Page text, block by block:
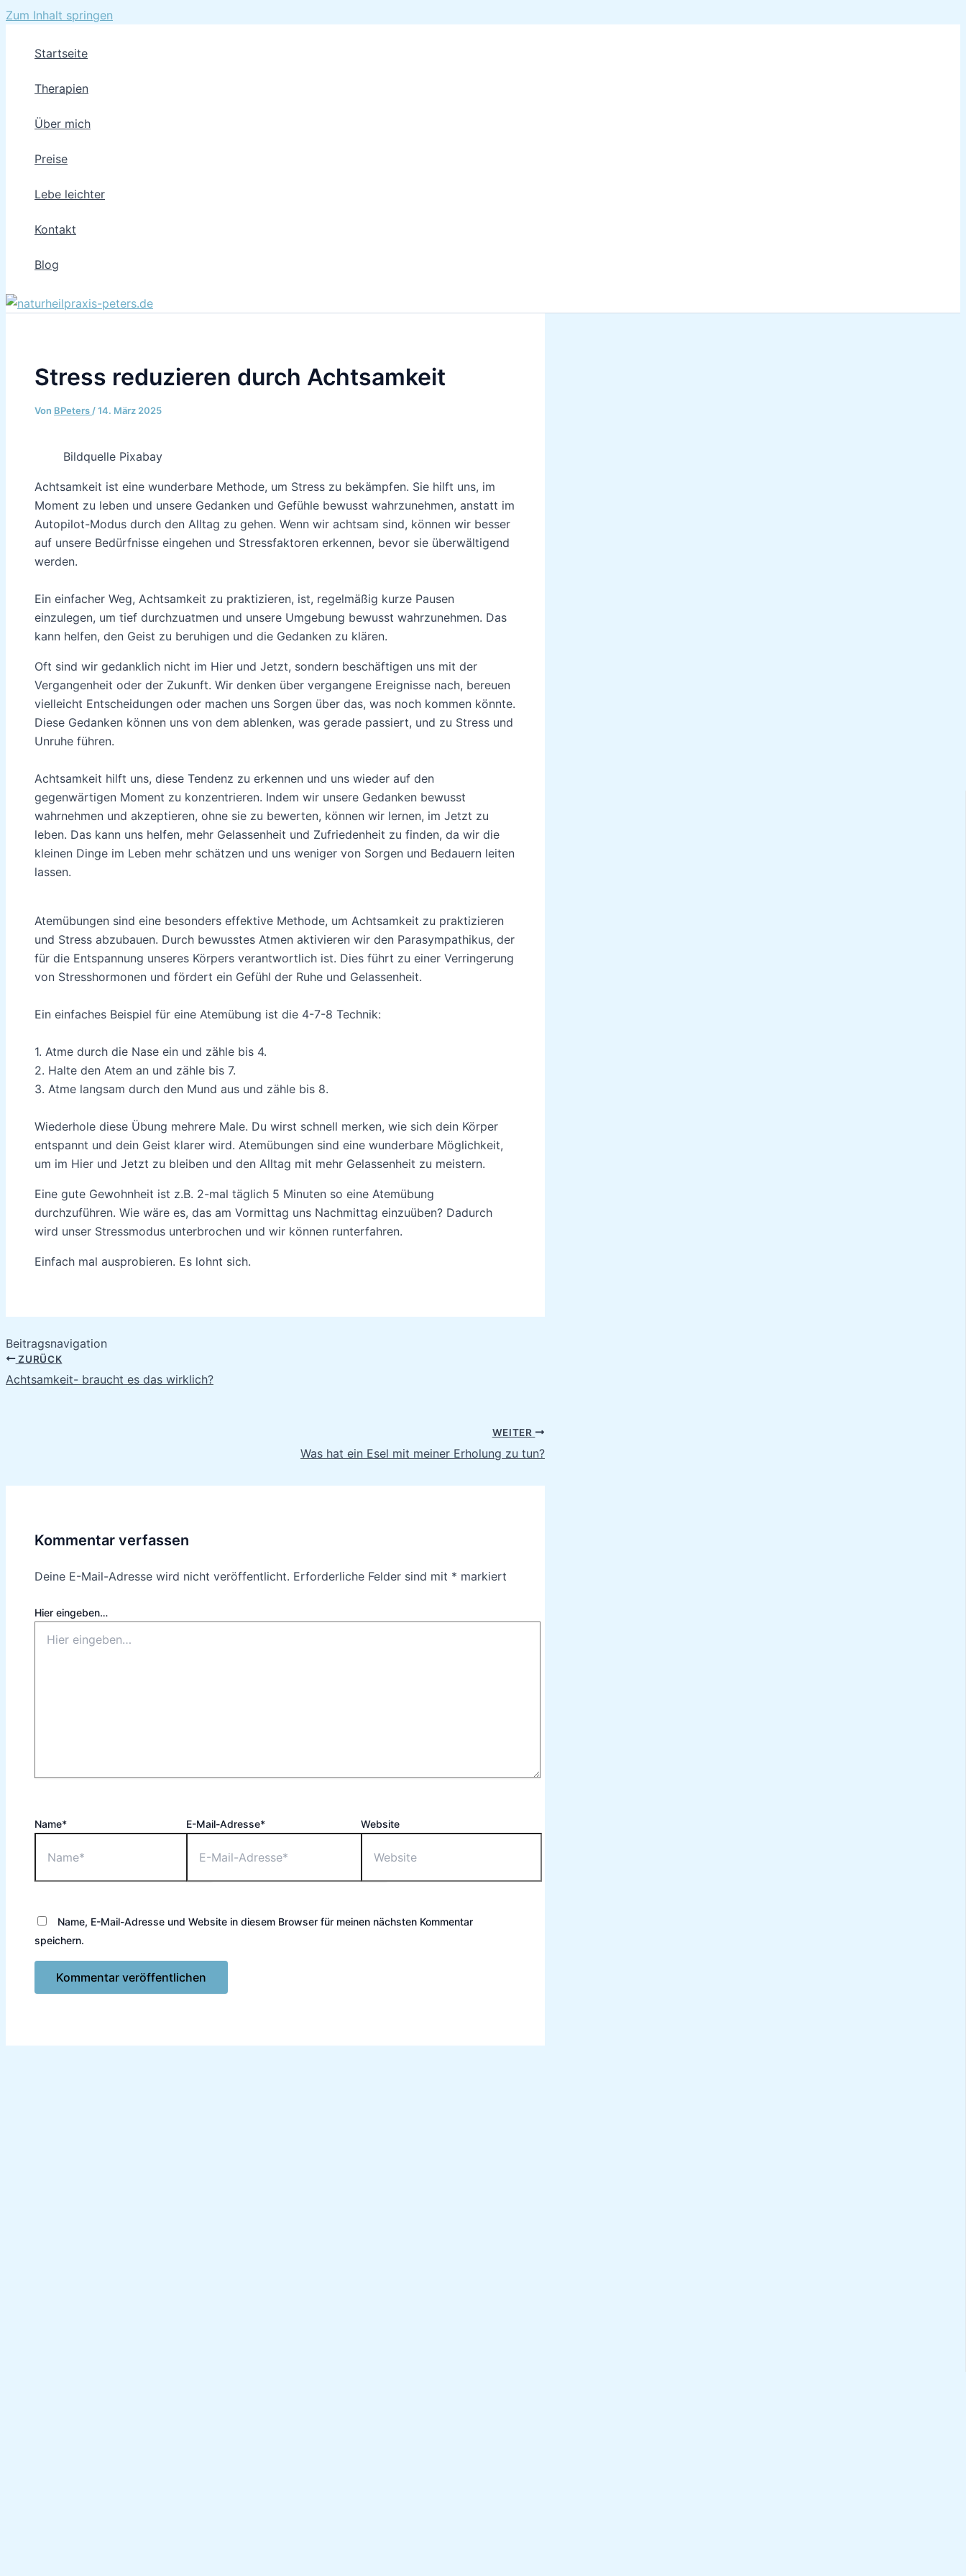
Zum Inhalt springen
Startseite
Therapien
Über mich
Preise
Lebe leichter
Kontakt
Blog
Stress reduzieren durch Achtsamkeit
Von BPeters /14. März 2025
Bildquelle Pixabay
Achtsamkeit ist eine wunderbare Methode, um Stress zu bekämpfen. Sie hilft uns, im
Moment zu leben und unsere Gedanken und Gefühle bewusst wahrzunehmen, anstatt im
Autopilot-Modus durch den Alltag zu gehen. Wenn wir achtsam sind, können wir besser
auf unsere Bedürfnisse eingehen und Stressfaktoren erkennen, bevor sie überwältigend
werden.
Ein einfacher Weg, Achtsamkeit zu praktizieren, ist, regelmäßig kurze Pausen
einzulegen, um tief durchzuatmen und unsere Umgebung bewusst wahrzunehmen. Das
kann helfen, den Geist zu beruhigen und die Gedanken zu klären.
Oft sind wir gedanklich nicht im Hier und Jetzt, sondern beschäftigen uns mit der
Vergangenheit oder der Zukunft. Wir denken über vergangene Ereignisse nach, bereuen
vielleicht Entscheidungen oder machen uns Sorgen über das, was noch kommen könnte.
Diese Gedanken können uns von dem ablenken, was gerade passiert, und zu Stress und
Unruhe führen.
Achtsamkeit hilft uns, diese Tendenz zu erkennen und uns wieder auf den
gegenwärtigen Moment zu konzentrieren. Indem wir unsere Gedanken bewusst
wahrnehmen und akzeptieren, ohne sie zu bewerten, können wir lernen, im Jetzt zu
leben. Das kann uns helfen, mehr Gelassenheit und Zufriedenheit zu finden, da wir die
kleinen Dinge im Leben mehr schätzen und uns weniger von Sorgen und Bedauern leiten
lassen.
Atemübungen sind eine besonders effektive Methode, um Achtsamkeit zu praktizieren
und Stress abzubauen. Durch bewusstes Atmen aktivieren wir den Parasympathikus, der
für die Entspannung unseres Körpers verantwortlich ist. Dies führt zu einer Verringerung
von Stresshormonen und fördert ein Gefühl der Ruhe und Gelassenheit.
Ein einfaches Beispiel für eine Atemübung ist die 4-7-8 Technik:
1. Atme durch die Nase ein und zähle bis 4.
2. Halte den Atem an und zähle bis 7.
3. Atme langsam durch den Mund aus und zähle bis 8.
Wiederhole diese Übung mehrere Male. Du wirst schnell merken, wie sich dein Körper
entspannt und dein Geist klarer wird. Atemübungen sind eine wunderbare Möglichkeit,
um im Hier und Jetzt zu bleiben und den Alltag mit mehr Gelassenheit zu meistern.
Eine gute Gewohnheit ist z.B. 2-mal täglich 5 Minuten so eine Atemübung
durchzuführen. Wie wäre es, das am Vormittag uns Nachmittag einzuüben? Dadurch
wird unser Stressmodus unterbrochen und wir können runterfahren.
Einfach mal ausprobieren. Es lohnt sich.
Beitragsnavigation
ZURÜCK
Achtsamkeit- braucht es das wirklich?
WEITER
Was hat ein Esel mit meiner Erholung zu tun?
Kommentar verfassen
Deine E-Mail-Adresse wird nicht veröffentlicht. Erforderliche Felder sind mit * markiert
Hier eingeben…
Name* E-Mail-Adresse* Website
Name, E-Mail-Adresse und Website in diesem Browser für meinen nächsten Kommentar
speichern.